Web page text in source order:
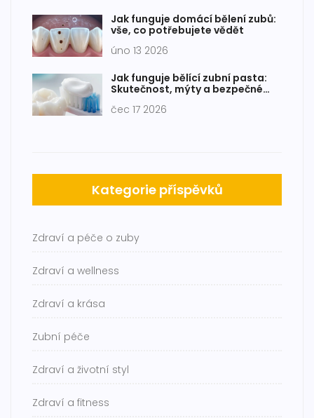
Jak funguje domácí bělení zubů:
vše, co potřebujete vědět
úno 13 2026
Jak funguje bělící zubní pasta:
Skutečnost, mýty a bezpečné
čec 17 2026
Kategorie příspěvků
Zdraví a péče o zuby
Zdraví a wellness
Zdraví a krása
Zubní péče
Zdraví a životní styl
Zdraví a fitness